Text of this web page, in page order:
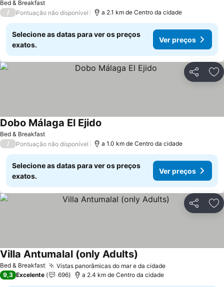
Bed & Breakfast
/
Pontuação não disponível a 2.1 km de Centro da cidade
Selecione as datas para ver os preços
exatos.
Ver preços
Partilhar
Bed & Breakfast
Dobo Málaga El Ejido
/ Pontuação não disponível a 1.0 km de Centro da cidade
Selecione as datas para ver os preços
exatos.
Ver preços
Partilhar
Bed & Breakfast Vistas panorâmicas do mar e da cidade
Villa Antumalal (only Adults)
9,3 Excelente 696 a 2.4 km de Centro da cidade